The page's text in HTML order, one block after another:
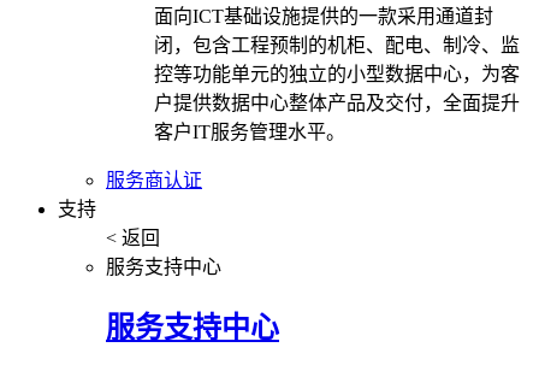
面向ICT基础设施提供的一款采用通道封
闭，包含工程预制的机柜、配电、制冷、监
控等功能单元的独立的小型数据中心，为客
户提供数据中心整体产品及交付，全面提升
客户IT服务管理水平。
服务商认证
支持
< 返回
服务支持中心
服务支持中心